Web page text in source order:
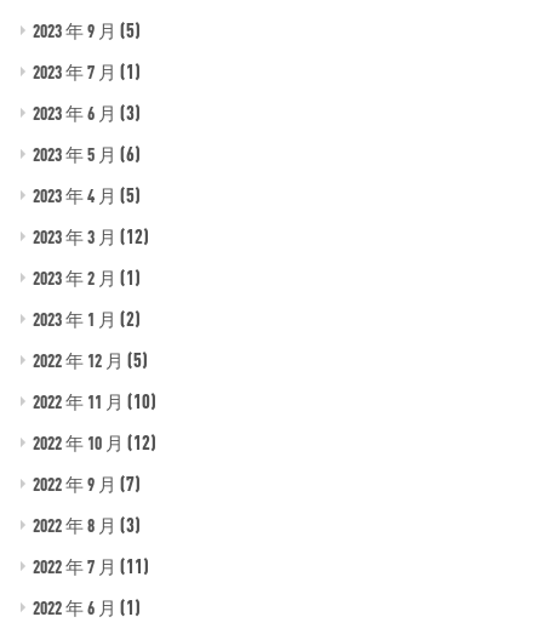
2023 年 9 月 (5)
2023 年 7 月 (1)
2023 年 6 月 (3)
2023 年 5 月 (6)
2023 年 4 月 (5)
2023 年 3 月 (12)
2023 年 2 月 (1)
2023 年 1 月 (2)
2022 年 12 月 (5)
2022 年 11 月 (10)
2022 年 10 月 (12)
2022 年 9 月 (7)
2022 年 8 月 (3)
2022 年 7 月 (11)
2022 年 6 月 (1)